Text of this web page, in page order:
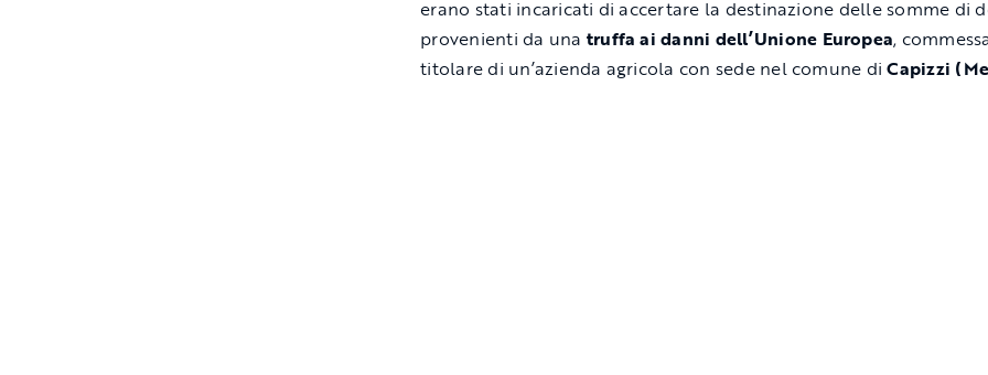
erano stati incaricati di accertare la destinazione delle somme di
provenienti da una truffa ai danni dell’Unione Europea,
titolare di un’azienda agricola con sede nel comune diCapizzi